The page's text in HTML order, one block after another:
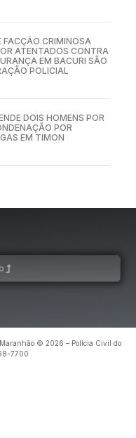
FACÇÃO CRIMINOSA
ATENTADOS CONTRA
EM BACURI SÃO
POLICIAL
DOIS HOMENS POR
POR
EM TIMON
Maranhão © 2026 – Polícia Civil do
7700